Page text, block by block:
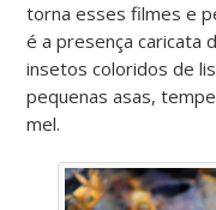
torna esses filmes e
é a presença caricata
insetos coloridos de
pequenas asas,
mel.